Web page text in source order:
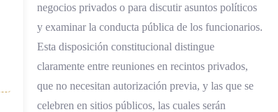
negocios privados o para discutir asuntos políticos
y examinar la conducta pública de los funcionarios.
Esta disposición constitucional distingue
claramente entre reuniones en recintos privados,
que no necesitan autorización previa, y las que se
celebren en sitios públicos, las cuales serán